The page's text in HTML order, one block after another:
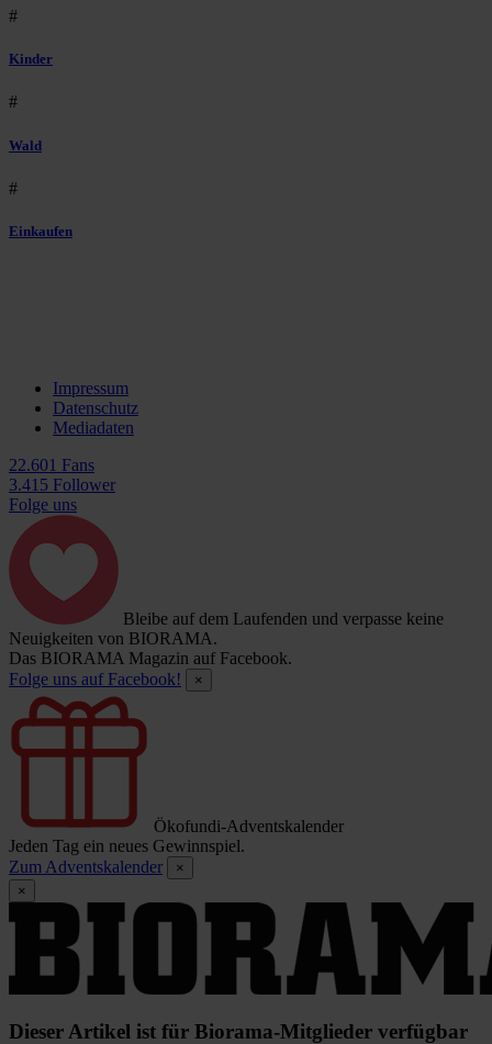
#
Kinder
#
Wald
#
Einkaufen
Impressum
Datenschutz
Mediadaten
22.601 Fans
3.415 Follower
Folge uns
Bleibe auf dem Laufenden und verpasse keine
Neuigkeiten von BIORAMA.
Das BIORAMA Magazin auf Facebook.
Folge uns auf Facebook!
×
Ökofundi-Adventskalender
Jeden Tag ein neues Gewinnspiel.
Zum Adventskalender
×
×
Dieser Artikel ist für Biorama-Mitglieder verfügbar